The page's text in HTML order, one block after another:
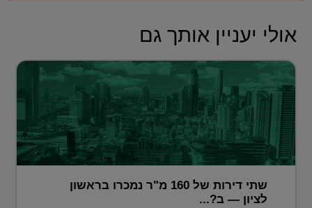
אולי יעניין אותך גם
שתי דירות של 160 מ"ר נמכרו בראשון
לציון — ב?...